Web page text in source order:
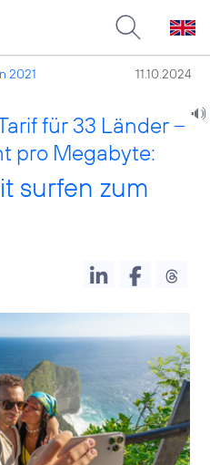
2021 11.10.2024
für 33 Länder –
pro Megabyte:
surfen zum